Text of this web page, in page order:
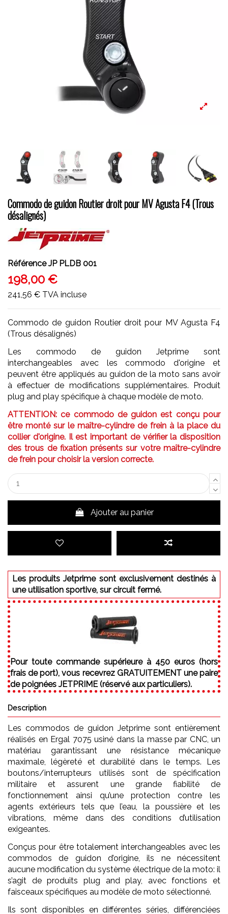
Commodo de guidon Routier droit pour MV Agusta F4 (Trous
désalignés)
Référence JP PLDB 001
198,00 €
241,56 € TVA incluse
Commodo de guidon Routier droit pour MV Agusta F4
(Trous désalignés)
Les commodo de guidon Jetprime sont
interchangeables avec les commodo d'origine et
peuvent être appliqués au guidon de la moto sans avoir
à effectuer de modifications supplémentaires. Produit
plug and play spécifique à chaque modèle de moto.
ATTENTION: ce commodo de guidon est conçu pour
être monté sur le maître-cylindre de frein à la place du
collier d'origine. Il est important de vérifier la disposition
des trous de fixation présents sur votre maître-cylindre
de frein pour choisir la version correcte.
Ajouter au panier
Les produits Jetprime sont exclusivement destinés à
une utilisation sportive, sur circuit fermé.
Pour toute commande supérieure à 450 euros (hors
frais de port), vous recevrez GRATUITEMENT une paire
de poignées JETPRIME (réservé aux particuliers).
Description
Les commodos de guidon Jetprime sont entièrement
réalisés en Ergal 7075 usiné dans la masse par CNC, un
matériau garantissant une résistance mécanique
maximale, légèreté et durabilité dans le temps. Les
boutons/interrupteurs utilisés sont de spécification
militaire et assurent une grande fiabilité de
fonctionnement ainsi qu’une protection contre les
agents extérieurs tels que l’eau, la poussière et les
vibrations, même dans des conditions d’utilisation
exigeantes.
Conçus pour être totalement interchangeables avec les
commodos de guidon d’origine, ils ne nécessitent
aucune modification du système électrique de la moto: il
s’agit de produits plug and play, avec fonctions et
faisceaux spécifiques au modèle de moto sélectionné.
Ils sont disponibles en différentes séries, différenciées